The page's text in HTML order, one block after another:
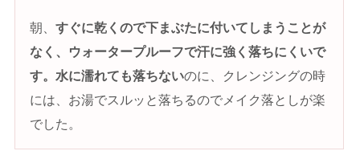
朝、 すぐに乾くので下まぶたに付いてしまうことが
なく、ウォータープルーフで汗に強く落ちにくいで
す。水に濡れても落ちないのに、クレンジングの時
には、お湯でスルッと落ちるのでメイク落としが楽
でした。